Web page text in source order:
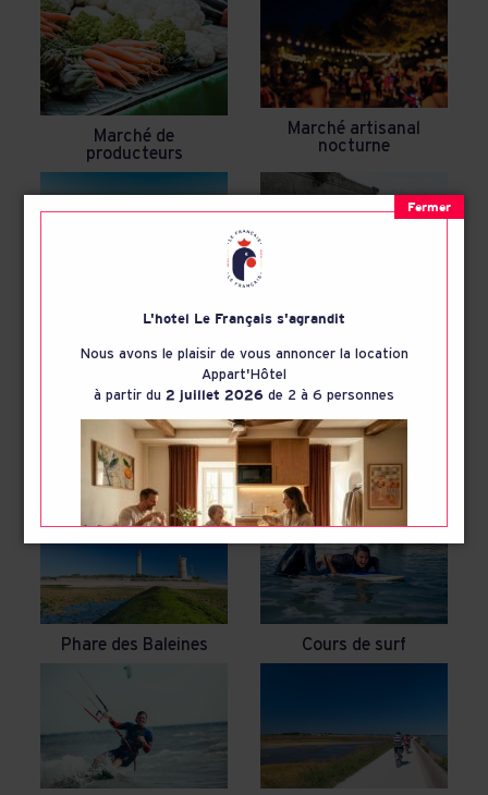
Marché de
producteurs
Marché artisanal
nocturne
Fort La Prée
Cabanes Ostréicoles Marais salant
Phare des Baleines Cours de surf
L'hotel Le Français s'agrandit
Nous avons le plaisir de vous annoncer la location
Appart'Hôtel
à partir du 2 juillet 2026 de 2 à 6 personnes